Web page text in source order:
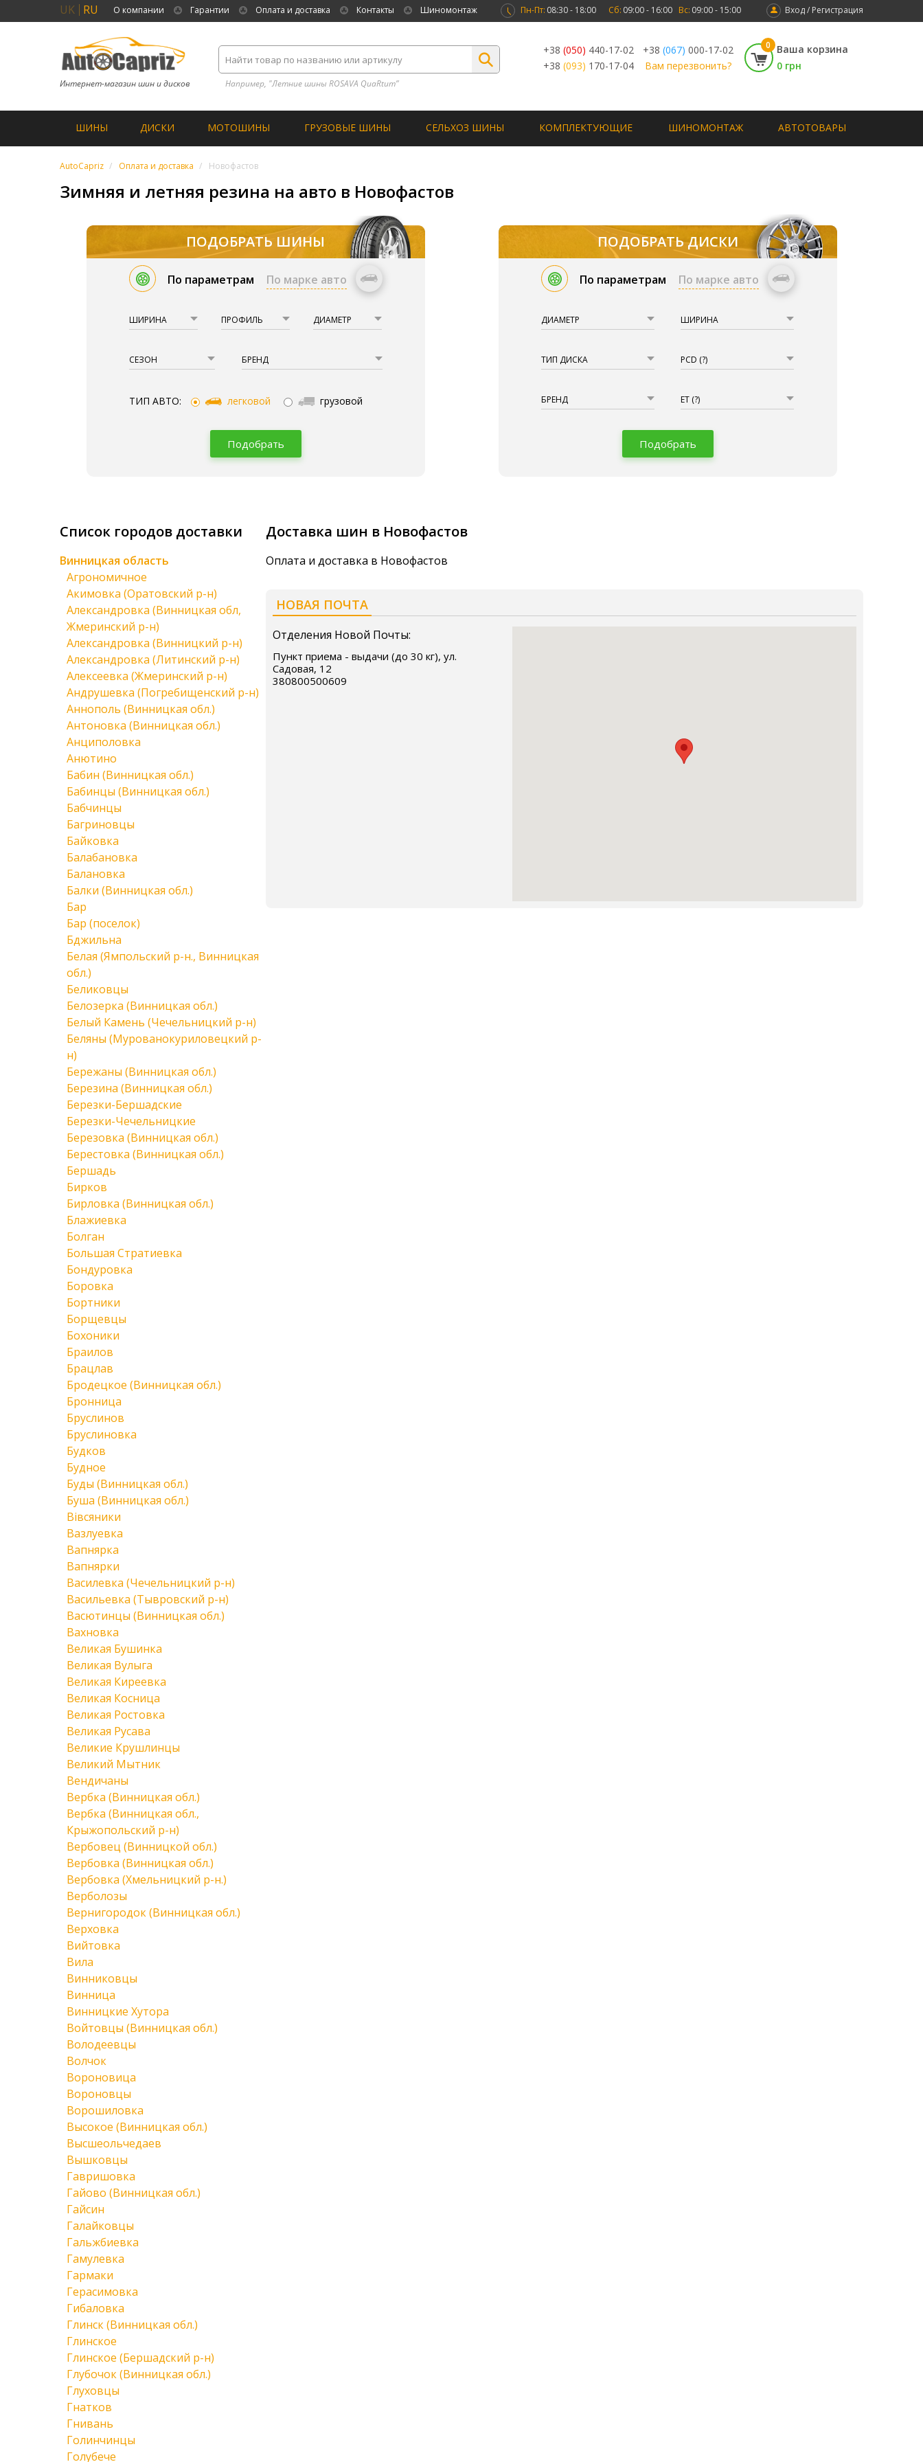
UK RU О компании Гарантии Оплата и доставка Контакты Шиномонтаж Вход / Регистрация
Пн-Пт: 08:30 - 18:00 Сб: 09:00 - 16:00 Вс: 09:00 - 15:00
Интернет-магазин шин и дисков Например, "Летние шины ROSAVA QuaRtum”
+38 (050) 440-17-02 +38 (067) 000-17-02
+38 (093) 170-17-04 Вам перезвонить?
0
Ваша корзина
0 грн
ШИНЫ ДИСКИ МОТОШИНЫ ГРУЗОВЫЕ ШИНЫ СЕЛЬХОЗ ШИНЫ КОМПЛЕКТУЮЩИЕ ШИНОМОНТАЖ АВТОТОВАРЫ
AutoCapriz Оплата и доставка Новофастов
Зимняя и летняя резина на авто в Новофастов
ПОДОБРАТЬ ШИНЫ
По параметрам По марке авто
ШИРИНА ПРОФИЛЬ ДИАМЕТР
СЕЗОН БРЕНД
ТИП АВТО: легковой грузовой
Подобрать
ПОДОБРАТЬ ДИСКИ
По параметрам По марке авто
ДИАМЕТР ШИРИНА
ТИП ДИСКА PCD (?)
БРЕНД ET (?)
Подобрать
Доставка шин в Новофастов
Оплата и доставка в Новофастов
НОВАЯ ПОЧТА
Отделения Новой Почты:
Пункт приема - выдачи (до 30 кг), ул.
Садовая, 12
380800500609
Список городов доставки
Винницкая область
Агрономичное
Акимовка (Оратовский р-н)
Александровка (Винницкая обл,
Жмеринский р-н)
Александровка (Винницкий р-н)
Александровка (Литинский р-н)
Алексеевка (Жмеринский р-н)
Андрушевка (Погребищенский р-н)
Аннополь (Винницкая обл.)
Антоновка (Винницкая обл.)
Анциполовка
Анютино
Бабин (Винницкая обл.)
Бабинцы (Винницкая обл.)
Бабчинцы
Багриновцы
Байковка
Балабановка
Балановка
Балки (Винницкая обл.)
Бар
Бар (поселок)
Бджильна
Белая (Ямпольский р-н., Винницкая
обл.)
Беликовцы
Белозерка (Винницкая обл.)
Белый Камень (Чечельницкий р-н)
Беляны (Мурованокуриловецкий р-
н)
Бережаны (Винницкая обл.)
Березина (Винницкая обл.)
Березки-Бершадские
Березки-Чечельницкие
Березовка (Винницкая обл.)
Берестовка (Винницкая обл.)
Бершадь
Бирков
Бирловка (Винницкая обл.)
Блажиевка
Болган
Большая Стратиевка
Бондуровка
Боровка
Бортники
Борщевцы
Бохоники
Браилов
Брацлав
Бродецкое (Винницкая обл.)
Бронница
Бруслинов
Бруслиновка
Будков
Будное
Буды (Винницкая обл.)
Буша (Винницкая обл.)
Вівсяники
Вазлуевка
Вапнярка
Вапнярки
Василевка (Чечельницкий р-н)
Васильевка (Тывровский р-н)
Васютинцы (Винницкая обл.)
Вахновка
Великая Бушинка
Великая Вулыга
Великая Киреевка
Великая Косница
Великая Ростовка
Великая Русава
Великие Крушлинцы
Великий Мытник
Вендичаны
Вербка (Винницкая обл.)
Вербка (Винницкая обл.,
Крыжопольский р-н)
Вербовец (Винницкой обл.)
Вербовка (Винницкая обл.)
Вербовка (Хмельницкий р-н.)
Верболозы
Вернигородок (Винницкая обл.)
Верховка
Вийтовка
Вила
Винниковцы
Винница
Винницкие Хутора
Войтовцы (Винницкая обл.)
Володеевцы
Волчок
Вороновица
Вороновцы
Ворошиловка
Высокое (Винницкая обл.)
Высшеольчедаев
Вышковцы
Гавришовка
Гайово (Винницкая обл.)
Гайсин
Галайковцы
Гальжбиевка
Гамулевка
Гармаки
Герасимовка
Гибаловка
Глинск (Винницкая обл.)
Глинское
Глинское (Бершадский р-н)
Глубочок (Винницкая обл.)
Глуховцы
Гнатков
Гнивань
Голинчинцы
Голубече